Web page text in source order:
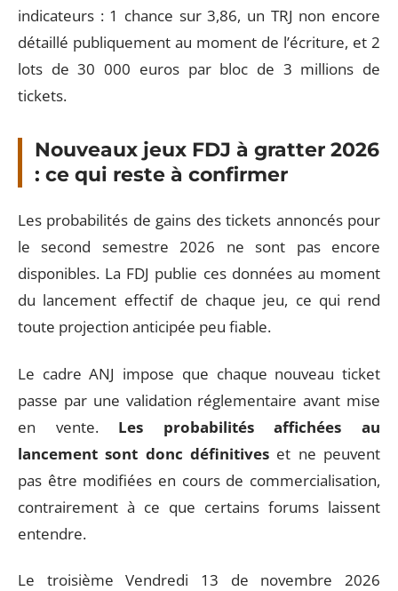
indicateurs : 1 chance sur 3,86, un TRJ non encore
détaillé publiquement au moment de l’écriture, et 2
lots de 30 000 euros par bloc de 3 millions de
tickets.
Nouveaux jeux FDJ à gratter 2026
: ce qui reste à confirmer
Les probabilités de gains des tickets annoncés pour
le second semestre 2026 ne sont pas encore
disponibles. La FDJ publie ces données au moment
du lancement effectif de chaque jeu, ce qui rend
toute projection anticipée peu fiable.
Le cadre ANJ impose que chaque nouveau ticket
passe par une validation réglementaire avant mise
en vente. Les probabilités affichées au
lancement sont donc définitives et ne peuvent
pas être modifiées en cours de commercialisation,
contrairement à ce que certains forums laissent
entendre.
Le troisième Vendredi 13 de novembre 2026